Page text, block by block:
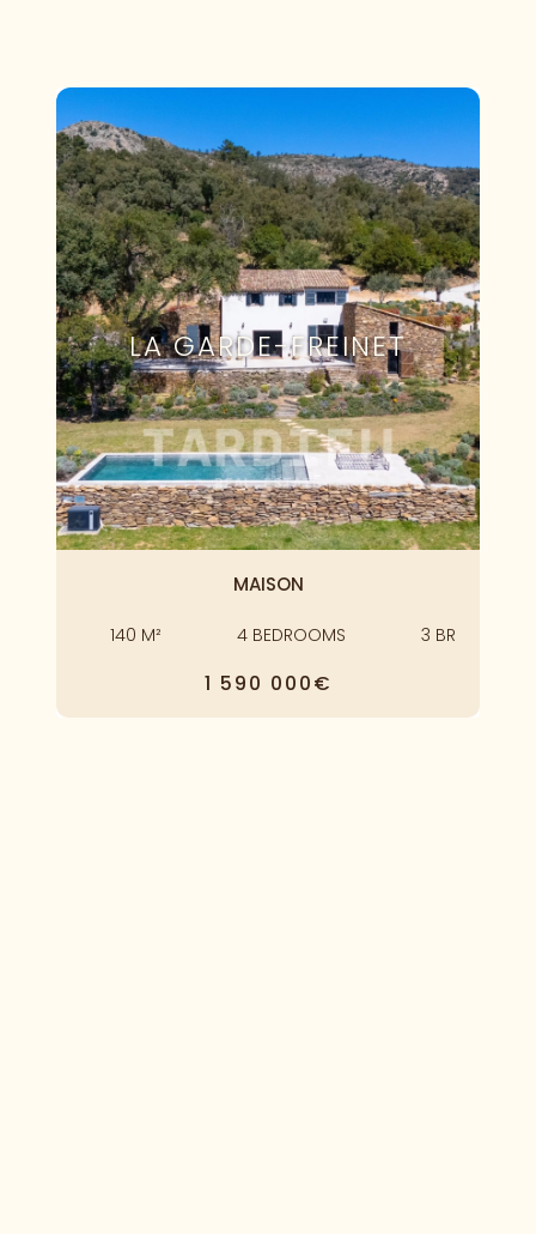
LA GARDE-FREINET
MAISON
140 M² 4 BEDROOMS 3 BR
1 590 000€